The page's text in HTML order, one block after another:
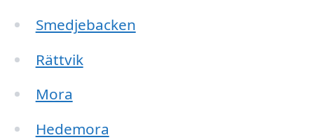
Smedjebacken
Rättvik
Mora
Hedemora